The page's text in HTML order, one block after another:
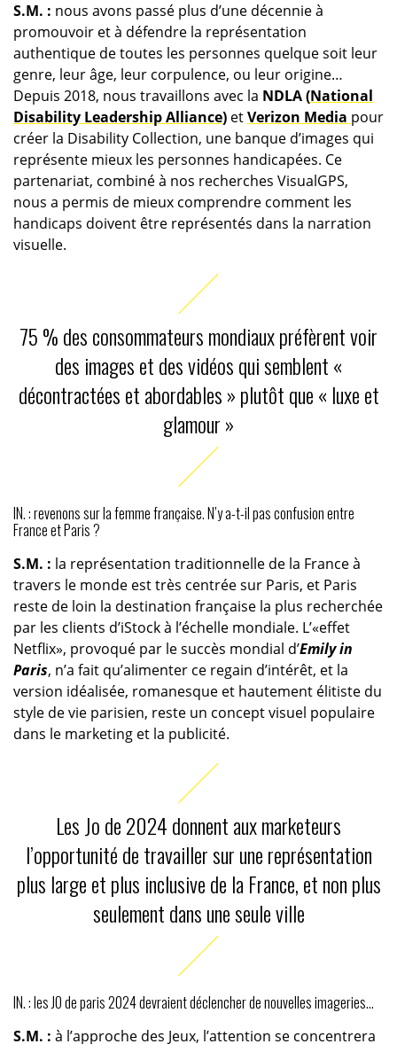
S.M. : nous avons passé plus d’une décennie à
promouvoir et à défendre la représentation
authentique de toutes les personnes quelque soit leur
genre, leur âge, leur corpulence, ou leur origine…
Depuis 2018, nous travaillons avec la NDLA(National
Disability Leadership Alliance)etVerizon Media pour
créer la Disability Collection, une banque d’images qui
représente mieux les personnes handicapées. Ce
partenariat, combiné à nos recherches VisualGPS,
nous a permis de mieux comprendre comment les
handicaps doivent être représentés dans la narration
visuelle.
75 % des consommateurs mondiaux préfèrent voir
des images et des vidéos qui semblent «
décontractées et abordables » plutôt que « luxe et
glamour »
IN. : revenons sur la femme française. N’y a-t-il pas confusion entre
France et Paris ?
S.M. : la représentation traditionnelle de la France à
travers le monde est très centrée sur Paris, et Paris
reste de loin la destination française la plus recherchée
par les clients d’iStock à l’échelle mondiale. L’«effet
Netflix», provoqué par le succès mondial d’Emily in
Paris, n’a fait qu’alimenter ce regain d’intérêt, et la
version idéalisée, romanesque et hautement élitiste du
style de vie parisien, reste un concept visuel populaire
dans le marketing et la publicité.
Les Jo de 2024 donnent aux marketeurs
l’opportunité de travailler sur une représentation
plus large et plus inclusive de la France, et non plus
seulement dans une seule ville
IN. : les JO de paris 2024 devraient déclencher de nouvelles imageries…
S.M. : à l’approche des Jeux, l’attention se concentrera